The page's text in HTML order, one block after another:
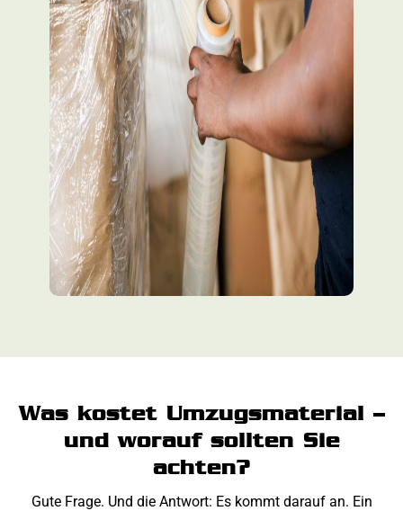
Was kostet Umzugsmaterial –
und worauf sollten Sie
achten?
Gute Frage. Und die Antwort: Es kommt darauf an. Ein